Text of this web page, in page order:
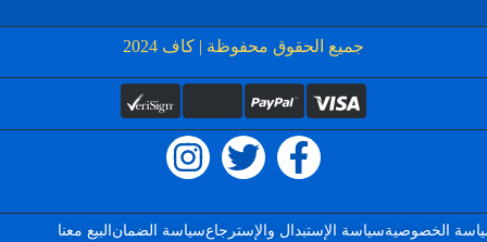
جميع الحقوق محفوظة | كاف 2024
الخصوصيةسياسة الإستبدال والإسترجاعسياسة الضمان البيع معنا